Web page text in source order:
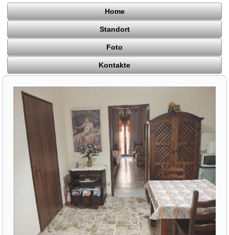
Home
Standort
Foto
Kontakte